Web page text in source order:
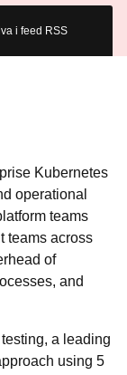
i feed RSS
Kubernetes
operational
teams
teams across
of
and
a leading
using 5